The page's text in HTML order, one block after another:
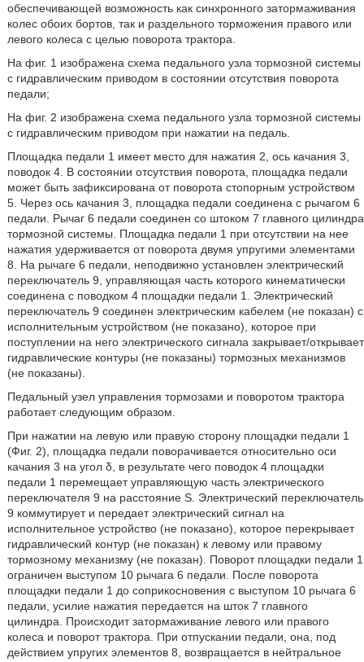
обеспечивающей возможность как синхронного затормаживания
колес обоих бортов, так и раздельного торможения правого или
левого колеса с целью поворота трактора.
На фиг. 1 изображена схема педального узла тормозной системы
с гидравлическим приводом в состоянии отсутствия поворота
педали;
На фиг. 2 изображена схема педального узла тормозной системы
с гидравлическим приводом при нажатии на педаль.
Площадка педали 1 имеет место для нажатия 2, ось качания 3,
поводок 4. В состоянии отсутствия поворота, площадка педали
может быть зафиксирована от поворота стопорным устройством
5. Через ось качания 3, площадка педали соединена с рычагом 6
педали. Рычаг 6 педали соединен со штоком 7 главного цилиндра
тормозной системы. Площадка педали 1 при отсутствии на нее
нажатия удерживается от поворота двумя упругими элементами
8. На рычаге 6 педали, неподвижно установлен электрический
переключатель 9, управляющая часть которого кинематически
соединена с поводком 4 площадки педали 1. Электрический
переключатель 9 соединен электрическим кабелем (не показан) с
исполнительным устройством (не показано), которое при
поступлении на него электрического сигнала закрывает/открывает
гидравлические контуры (не показаны) тормозных механизмов
(не показаны).
Педальный узел управления тормозами и поворотом трактора
работает следующим образом.
При нажатии на левую или правую сторону площадки педали 1
(Фиг. 2), площадка педали поворачивается относительно оси
качания 3 на угол δ, в результате чего поводок 4 площадки
педали 1 перемещает управляющую часть электрического
переключателя 9 на расстояние S. Электрический переключатель
9 коммутирует и передает электрический сигнал на
исполнительное устройство (не показано), которое перекрывает
гидравлический контур (не показан) к левому или правому
тормозному механизму (не показан). Поворот площадки педали 1
ограничен выступом 10 рычага 6 педали. После поворота
площадки педали 1 до соприкосновения с выступом 10 рычага 6
педали, усилие нажатия передается на шток 7 главного
цилиндра. Происходит затормаживание левого или правого
колеса и поворот трактора. При отпускании педали, она, под
действием упругих элементов 8, возвращается в нейтральное